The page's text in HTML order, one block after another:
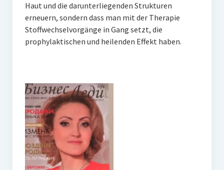
Weitere Therapien
Hautpflege
Haut und die darunterliegenden Strukturen
erneuern, sondern dass man mit der Therapie
Stoffwechselvorgänge in Gang setzt, die
prophylaktischen und heilenden Effekt haben.